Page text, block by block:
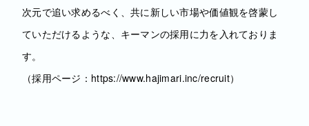
次元で追い求めるべく、共に新しい市場や価値観を啓蒙し
ていただけるような、キーマンの採用に力を入れておりま
す。
（採用ページ：https://www.hajimari.inc/recruit）